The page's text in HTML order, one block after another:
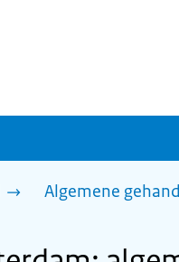
Algemene